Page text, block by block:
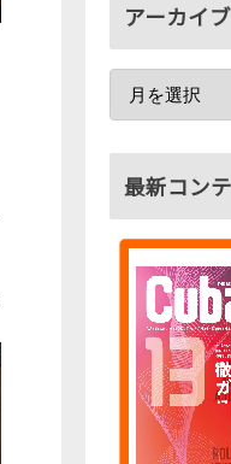
アーカイブ
最新コン